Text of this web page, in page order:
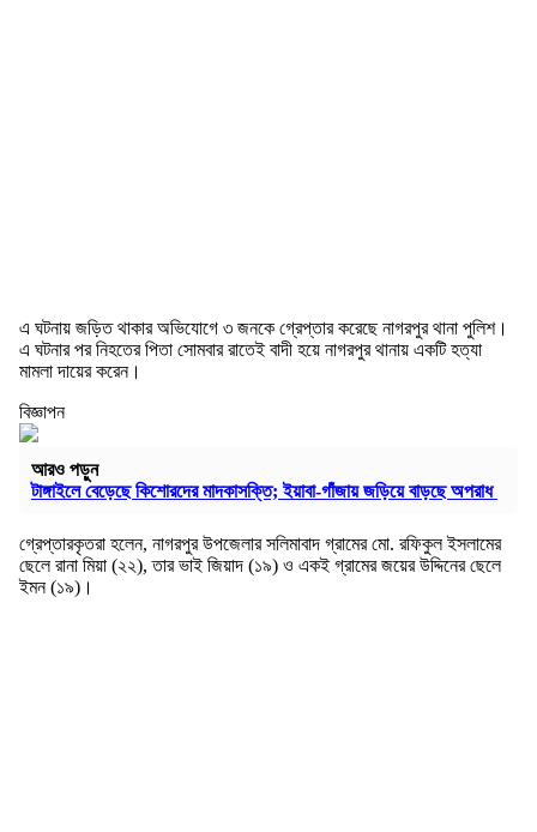
এ ঘটনায় জড়িত থাকার অভিযোগে ৩ জনকে গ্রেপ্তার করেছে নাগরপুর থানা পুলিশ।
এ ঘটনার পর নিহতের পিতা সোমবার রাতেই বাদী হয়ে নাগরপুর থানায় একটি হত্যা
মামলা দায়ের করেন।
বিজ্ঞাপন
আরও পড়ুন
টাঙ্গাইলে বেড়েছে কিশোরদের মাদকাসক্তি; ইয়াবা-গাঁজায় জড়িয়ে বাড়ছে অপরাধ
গ্রেপ্তারকৃতরা হলেন, নাগরপুর উপজেলার সলিমাবাদ গ্রামের মো. রফিকুল ইসলামের
ছেলে রানা মিয়া (২২), তার ভাই জিয়াদ (১৯) ও একই গ্রামের জয়ের উদ্দিনের ছেলে
ইমন (১৯)।